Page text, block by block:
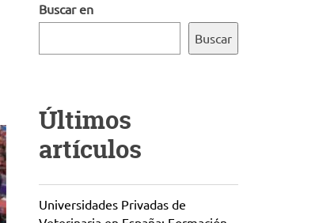
Buscar en
Buscar
Últimos
artículos
Universidades Privadas de